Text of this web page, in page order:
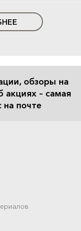
обзоры на
– самая
на почте